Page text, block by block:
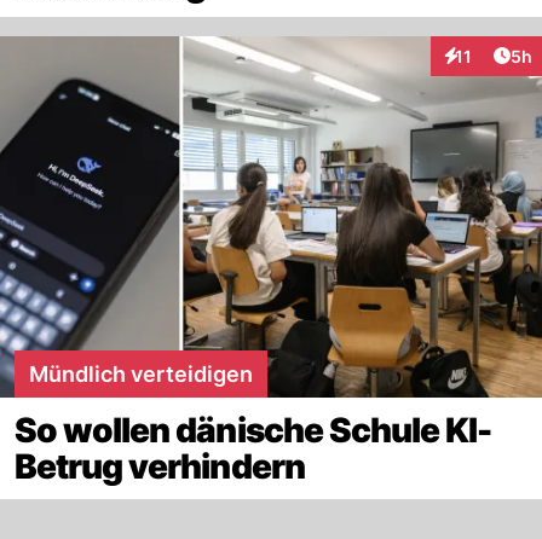
11 5h
Mündlich verteidigen
So wollen dänische Schule KI-
Betrug verhindern